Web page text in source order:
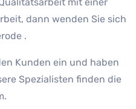
dann wenden Sie sich
.
Kunden ein und haben
Spezialisten finden die